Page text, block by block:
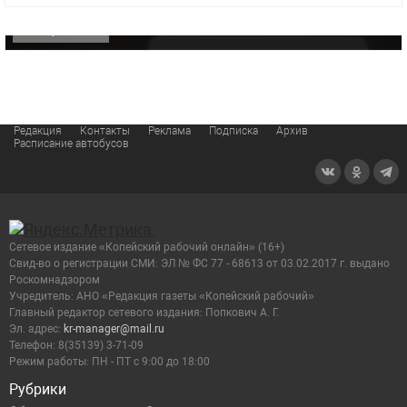
Редакция Контакты Реклама Подписка
Архив
Расписание автобусов
Рубрики
Сетевое издание «Копейский рабочий онлайн» (16+)
Cвид-во о регистрации СМИ: ЭЛ № ФС 77 - 68613 от 03.02.2017 г. выдано
Роскомнадзором
Учредитель: АНО «Редакция газеты «Копейский рабочий»
Главный редактор сетевого издания: Попкович А. Г.
Эл. адрес: kr-manager@mail.ru
Телефон: 8(35139) 3-71-09
Режим работы: ПН - ПТ с 9:00 до 18:00